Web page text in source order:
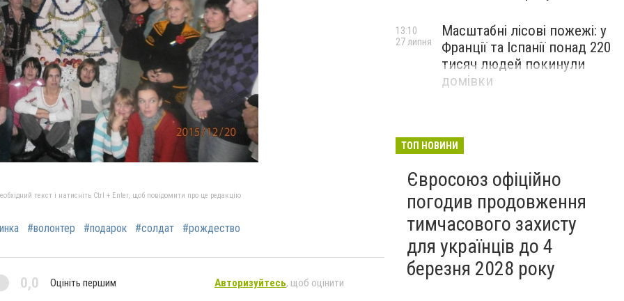
текст і натисніть Ctrl + Enter, щоб повідомити про це редакцію
#волонтер #подарок #солдат #рождество
0,0 Оцініть першим Авторизуйтесь, щоб оцінити
Масштабні лісові пожежі: у
Франції та Іспанії понад 220
тисяч людей покинули
домівки
13:10
27 липня
ТОП НОВИНИ
Євросоюз офіційно
погодив продовження
тимчасового захисту
для українців до 4
березня 2028 року